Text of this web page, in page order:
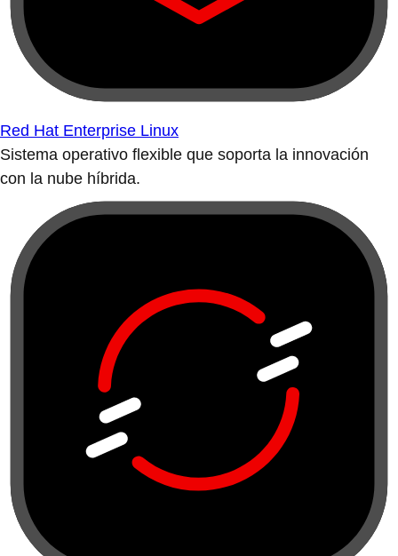
Red Hat Enterprise Linux
Sistema operativo flexible que soporta la innovación
con la nube híbrida.